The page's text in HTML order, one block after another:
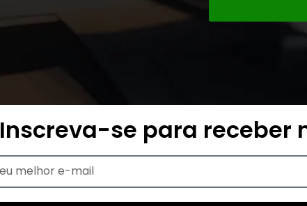
Inscreva-se para receber